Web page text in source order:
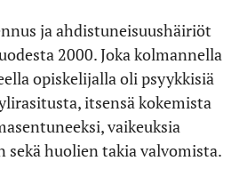
ja ahdistuneisuushäiriöt
2000. Joka kolmannella
opiskelijalla oli psyykkisiä
itsensä kokemista
vaikeuksia
huolien takia valvomista.